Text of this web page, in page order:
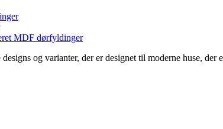
MDF dørfyldinger
og varianter, der er designet til moderne huse, der